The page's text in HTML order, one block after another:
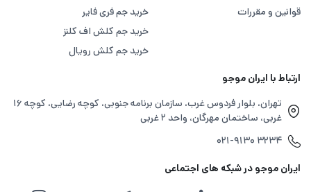
قوانین و مقررات
خرید جم فری فایر
خرید جم کلش اف کلنز
خرید جم کلش رویال
ارتباط با ایران موجو
تهران، بلوار فردوس غرب، سازمان برنامه جنوبی، کوچه رضایی، کوچه ۱۶
غربی، ساختمان مهرگان، واحد ۲ غربی
۰۲۱-۹۱۳۰ ۳۲۳۴
ایران موجو در شبکه های اجتماعی